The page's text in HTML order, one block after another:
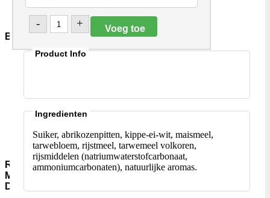
Andere-
merken
Bakmiddelen
Aromawater
Gist-
AgarAgar
en-
siropen
Rijst-
Meel-
Deegwaar
- +
Product Info
Ingredienten
Suiker, abrikozenpitten, kippe-ei-wit, maismeel,
tarwebloem, rijstmeel, tarwemeel volkoren,
rijsmiddelen (natriumwaterstofcarbonaat,
ammoniumcarbonaten), natuurlijke aromas.